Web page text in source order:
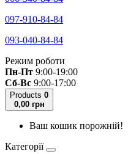
097-910-84-84
093-040-84-84
Режим роботи
Пн-Пт 9:00-19:00
Сб-Вс 9:00-17:00
Products 0
0,00 грн
Ваш кошик порожній!
Категорії